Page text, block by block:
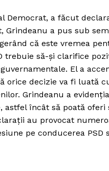
Democrat, a făcut
Grindeanu a pus sub
că este vremea
trebuie să-și clarifice
El a
decizie va fi luată
Grindeanu a
astfel încât să poată oferi
au provocat
pe conducerea PSD